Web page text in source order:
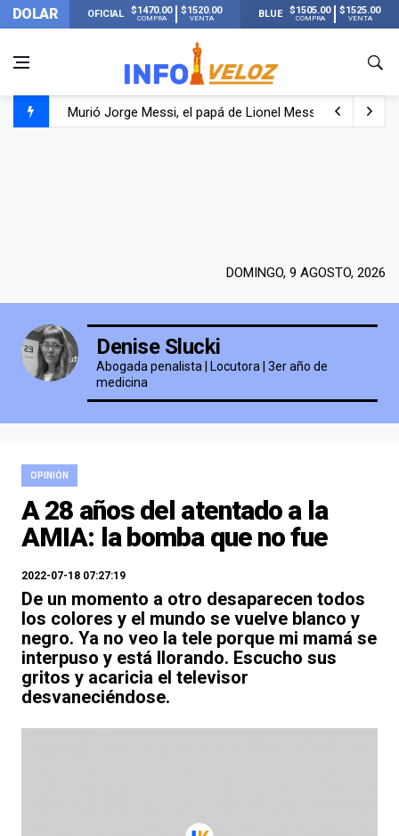
DOLAR OFICIAL $1470.00
COMPRA
$1520.00
VENTA BLUE $1505.00
COMPRA
$1525.00
VENTA
Murió Jorge Messi, el papá de Lionel Messi
DOMINGO, 9 AGOSTO, 2026
Denise Slucki
Abogada penalista | Locutora | 3er año de
medicina
OPINIÓN
A 28 años del atentado a la
AMIA: la bomba que no fue
2022-07-18 07:27:19
De un momento a otro desaparecen todos
los colores y el mundo se vuelve blanco y
negro. Ya no veo la tele porque mi mamá se
interpuso y está llorando. Escucho sus
gritos y acaricia el televisor
desvaneciéndose.